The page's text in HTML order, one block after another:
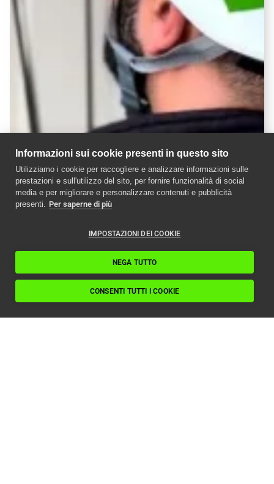
Informazioni sui cookie presenti in questo sito
Utilizziamo i cookie per raccogliere e analizzare informazioni sulle
prestazioni e sull'utilizzo del sito, per fornire funzionalità di social
media e per migliorare e personalizzare contenuti e pubblicità
presenti. Per saperne di più
IMPOSTAZIONI DEI COOKIE
NEGA TUTTO
CONSENTI TUTTI I COOKIE